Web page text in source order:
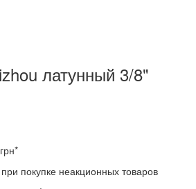
латунный 3/8"
покупке неакционных товаров